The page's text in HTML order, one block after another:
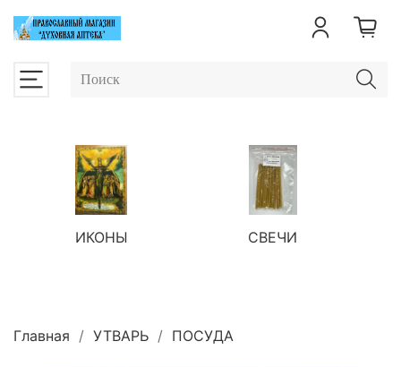
ИКОНЫ СВЕЧИ
Главная УТВАРЬ ПОСУДА